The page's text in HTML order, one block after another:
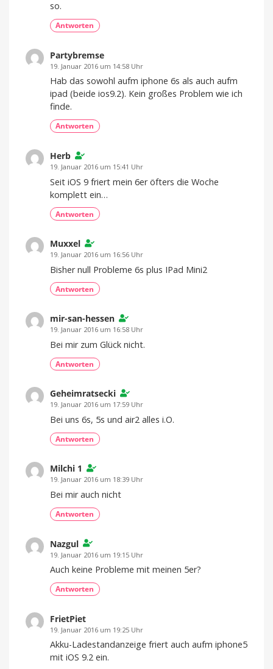
so.
Antworten
Partybremse
19. Januar 2016 um 14:58 Uhr
Hab das sowohl aufm iphone 6s als auch aufm
ipad (beide ios9.2). Kein großes Problem wie ich
finde.
Antworten
Herb
19. Januar 2016 um 15:41 Uhr
Seit iOS 9 friert mein 6er öfters die Woche
komplett ein…
Antworten
Muxxel
19. Januar 2016 um 16:56 Uhr
Bisher null Probleme 6s plus IPad Mini2
Antworten
mir-san-hessen
19. Januar 2016 um 16:58 Uhr
Bei mir zum Glück nicht.
Antworten
Geheimratsecki
19. Januar 2016 um 17:59 Uhr
Bei uns 6s, 5s und air2 alles i.O.
Antworten
Milchi 1
19. Januar 2016 um 18:39 Uhr
Bei mir auch nicht
Antworten
Nazgul
19. Januar 2016 um 19:15 Uhr
Auch keine Probleme mit meinen 5er?
Antworten
FrietPiet
19. Januar 2016 um 19:25 Uhr
Akku-Ladestandanzeige friert auch aufm iphone5
mit iOS 9.2 ein.